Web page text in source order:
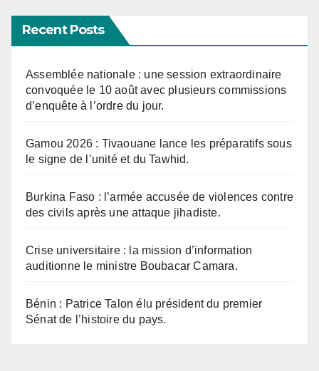
Recent Posts
Assemblée nationale : une session extraordinaire
convoquée le 10 août avec plusieurs commissions
d’enquête à l’ordre du jour.
Gamou 2026 : Tivaouane lance les préparatifs sous
le signe de l’unité et du Tawhid.
Burkina Faso : l’armée accusée de violences contre
des civils après une attaque jihadiste.
Crise universitaire : la mission d’information
auditionne le ministre Boubacar Camara.
Bénin : Patrice Talon élu président du premier
Sénat de l’histoire du pays.